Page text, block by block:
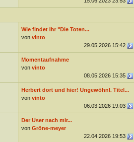
Wie findet Ihr "Die Toten...
von vinto
29.05.2026 15:42
Momentaufnahme
von vinto
08.05.2026 15:35
Herbert dort und hier! Ungewöhnl. Titel...
von vinto
06.03.2026 19:03
Der User nach mir...
von Gröne-meyer
22.04.2026 19:53